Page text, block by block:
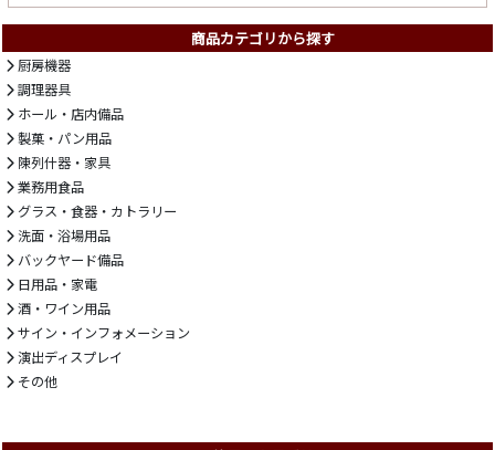
商品カテゴリから探す
厨房機器
調理器具
ホール・店内備品
製菓・パン用品
陳列什器・家具
業務用食品
グラス・食器・カトラリー
洗面・浴場用品
バックヤード備品
日用品・家電
酒・ワイン用品
サイン・インフォメーション
演出ディスプレイ
その他